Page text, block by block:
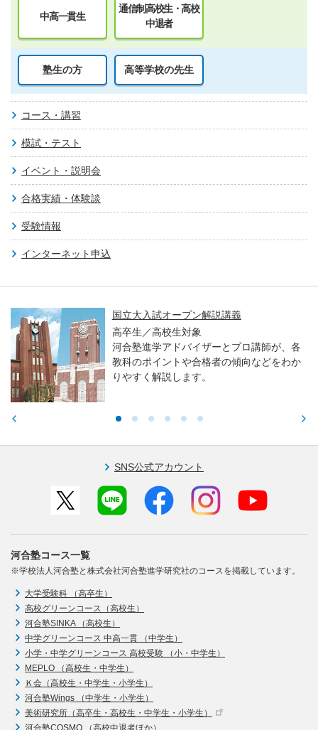
中高一貫生
通信制高校生・高校
中退者
塾生の方 高等学校の先生
コース・講習
模試・テスト
イベント・説明会
合格実績・体験談
受験情報
インターネット申込
国立大入試オープン解説講義
高卒生／高校生対象
河合塾進学アドバイザーとプロ講師が、各
教科のポイントや合格者の傾向などをわか
りやすく解説します。
SNS公式アカウント
河合塾コース一覧
※学校法人河合塾と株式会社河合塾進学研究社のコースを掲載しています。
大学受験科 （高卒生）
高校グリーンコース（高校生）
河合塾SINKA （高校生）
中学グリーンコース 中高一貫 （中学生）
小学・中学グリーンコース 高校受験 （小・中学生）
MEPLO （高校生・中学生）
Ｋ会（高校生・中学生・小学生）
河合塾Wings （中学生・小学生）
美術研究所（高卒生・高校生・中学生・小学生）
河合塾COSMO （高校中退者ほか）